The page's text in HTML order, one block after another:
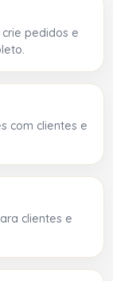
pedidos e
com clientes e
clientes e